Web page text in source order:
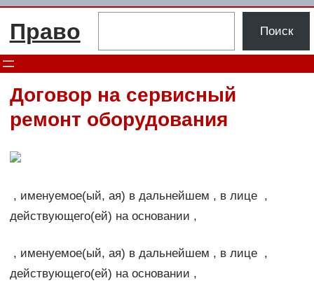
Перейти
Право Поиск
Договор на сервисный
ремонт оборудования
, именуемое(ый, ая) в дальнейшем , в лице ,
действующего(ей) на основании ,
, именуемое(ый, ая) в дальнейшем , в лице ,
действующего(ей) на основании ,